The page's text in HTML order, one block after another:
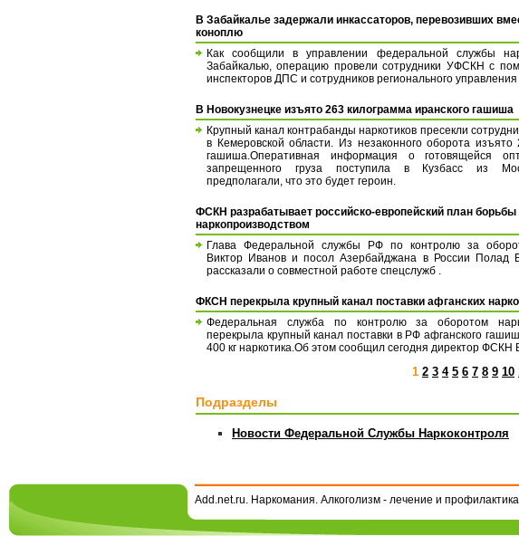
В Забайкалье задержали инкассаторов, перевозивших
коноплю
Как сообщили в управлении федеральной службы
Забайкалью, операцию провели сотрудники УФСКН с
инспекторов ДПС и сотрудников регионального управления
В Новокузнецке изъято 263 килограмма иранского гашиша
Крупный канал контрабанды наркотиков пресекли
в Кемеровской области. Из незаконного оборота изъято
гашиша.Оперативная информация о готовящейся
запрещенного груза поступила в Кузбасс из
предполагали, что это будет героин.
ФСКН разрабатывает российско-европейский план
наркопроизводством
Глава Федеральной службы РФ по контролю за
Виктор Иванов и посол Азербайджана в России Полад
рассказали о совместной работе спецслужб .
ФКСН перекрыла крупный канал поставки афганских
Федеральная служба по контролю за оборотом
перекрыла крупный канал поставки в РФ афганского
400 кг наркотика.Об этом сообщил сегодня директор ФСКН
1 2 3 4 5 6 7 8 9 10
Подразделы
Новости Федеральной Службы Наркоконтроля
Add.net.ru. Наркомания. Алкоголизм - лечение и профилактика